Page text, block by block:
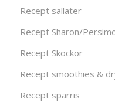
Recept sallater
Recept Sharon/
Recept Skockor
Recept smoothies &
Recept sparris